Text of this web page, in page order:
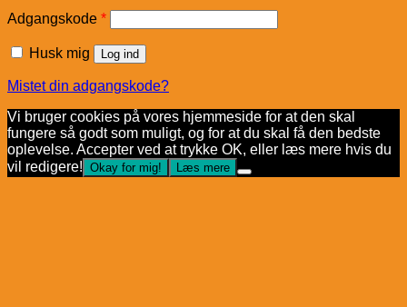
Adgangskode *Påkrævet
Husk mig Log ind
Mistet din adgangskode?
Vi bruger cookies på vores hjemmeside for at den skal
fungere så godt som muligt, og for at du skal få den bedste
oplevelse. Accepter ved at trykke OK, eller læs mere hvis du
vil redigere! Okay for mig! Læs mere